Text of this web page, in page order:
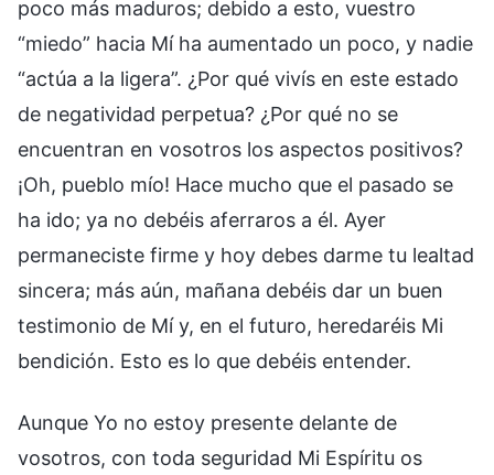
poco más maduros; debido a esto, vuestro
“miedo” hacia Mí ha aumentado un poco, y nadie
“actúa a la ligera”. ¿Por qué vivís en este estado
de negatividad perpetua? ¿Por qué no se
encuentran en vosotros los aspectos positivos?
¡Oh, pueblo mío! Hace mucho que el pasado se
ha ido; ya no debéis aferraros a él. Ayer
permaneciste firme y hoy debes darme tu lealtad
sincera; más aún, mañana debéis dar un buen
testimonio de Mí y, en el futuro, heredaréis Mi
bendición. Esto es lo que debéis entender.
Aunque Yo no estoy presente delante de
vosotros, con toda seguridad Mi Espíritu os